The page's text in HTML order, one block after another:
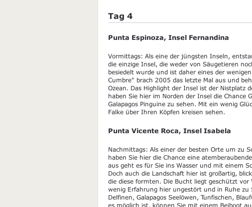
Tag 4
Punta Espinoza, Insel Fernandina
Vormittags: Als eine der jüngsten Inseln,
die einzige Insel, die weder von Säugetieren
besiedelt wurde und ist daher eines der
Cumbre" brach 2005 das letzte Mal aus und
Ozean. Das Highlight der Insel ist der Nistplatz
haben Sie hier im Norden der Insel die Chance
Galapagos Pinguine zu sehen. Mit ein wenig
Falke über Ihren Köpfen kreisen sehen.
Punta Vicente Roca, Insel Isabela
Nachmittags: Als einer der besten Orte um zu
haben Sie hier die Chance eine
aus geht es für Sie ins Wasser und mit einem
Doch auch die Landschaft hier ist großartig,
die diese formten. Die Bucht liegt geschützt
wenig Erfahrung hier ungestört und in Ruhe zu
Delfinen, Galapagos Seelöwen, Tunfischen,
es möglich ist, können Sie mit einem Beiboot